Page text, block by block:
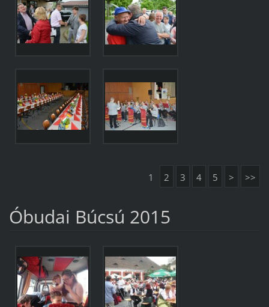
1 2 3 4 5 > >>
Óbudai Búcsú 2015